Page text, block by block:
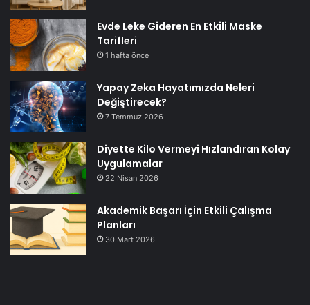
Evde Leke Gideren En Etkili Maske
Tarifleri
1 hafta önce
Yapay Zeka Hayatımızda Neleri
Değiştirecek?
7 Temmuz 2026
Diyette Kilo Vermeyi Hızlandıran Kolay
Uygulamalar
22 Nisan 2026
Akademik Başarı İçin Etkili Çalışma
Planları
30 Mart 2026